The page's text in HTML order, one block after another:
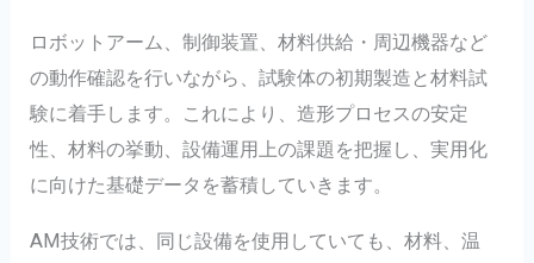
ロボットアーム、制御装置、材料供給・周辺機器など
の動作確認を行いながら、試験体の初期製造と材料試
験に着手します。これにより、造形プロセスの安定
性、材料の挙動、設備運用上の課題を把握し、実用化
に向けた基礎データを蓄積していきます。
AM技術では、同じ設備を使用していても、材料、温